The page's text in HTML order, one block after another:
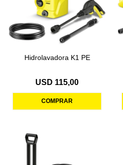
Hidrolavadora K1 PE
USD 115,00